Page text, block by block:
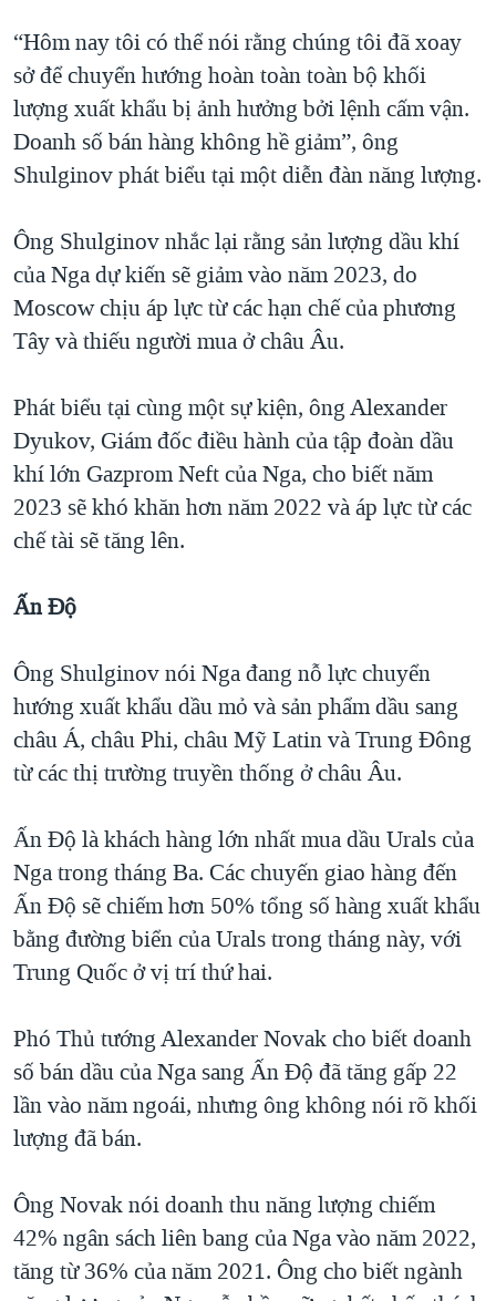
“Hôm nay tôi có thể nói rằng chúng tôi đã xoay
sở để chuyển hướng hoàn toàn toàn bộ khối
lượng xuất khẩu bị ảnh hưởng bởi lệnh cấm vận.
Doanh số bán hàng không hề giảm”, ông
Shulginov phát biểu tại một diễn đàn năng lượng.
Ông Shulginov nhắc lại rằng sản lượng dầu khí
của Nga dự kiến sẽ giảm vào năm 2023, do
Moscow chịu áp lực từ các hạn chế của phương
Tây và thiếu người mua ở châu Âu.
Phát biểu tại cùng một sự kiện, ông Alexander
Dyukov, Giám đốc điều hành của tập đoàn dầu
khí lớn Gazprom Neft của Nga, cho biết năm
2023 sẽ khó khăn hơn năm 2022 và áp lực từ các
chế tài sẽ tăng lên.
Ấn Độ
Ông Shulginov nói Nga đang nỗ lực chuyển
hướng xuất khẩu dầu mỏ và sản phẩm dầu sang
châu Á, châu Phi, châu Mỹ Latin và Trung Đông
từ các thị trường truyền thống ở châu Âu.
Ấn Độ là khách hàng lớn nhất mua dầu Urals của
Nga trong tháng Ba. Các chuyến giao hàng đến
Ấn Độ sẽ chiếm hơn 50% tổng số hàng xuất khẩu
bằng đường biển của Urals trong tháng này, với
Trung Quốc ở vị trí thứ hai.
Phó Thủ tướng Alexander Novak cho biết doanh
số bán dầu của Nga sang Ấn Độ đã tăng gấp 22
lần vào năm ngoái, nhưng ông không nói rõ khối
lượng đã bán.
Ông Novak nói doanh thu năng lượng chiếm
42% ngân sách liên bang của Nga vào năm 2022,
tăng từ 36% của năm 2021. Ông cho biết ngành